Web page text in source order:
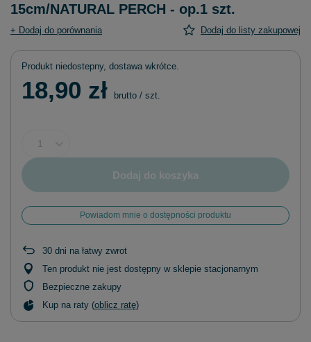
15cm/NATURAL PERCH - op.1 szt.
+ Dodaj do porównania Dodaj do listy zakupowej
Produkt niedostepny, dostawa wkrótce
18,90 zł brutto / szt.
Dodaj do koszyka
Powiadom mnie o dostępności produktu
30 dni na łatwy zwrot
Ten produkt nie jest dostępny w sklepie stacjonarnym
Bezpieczne zakupy
Kup na raty (oblicz ratę)